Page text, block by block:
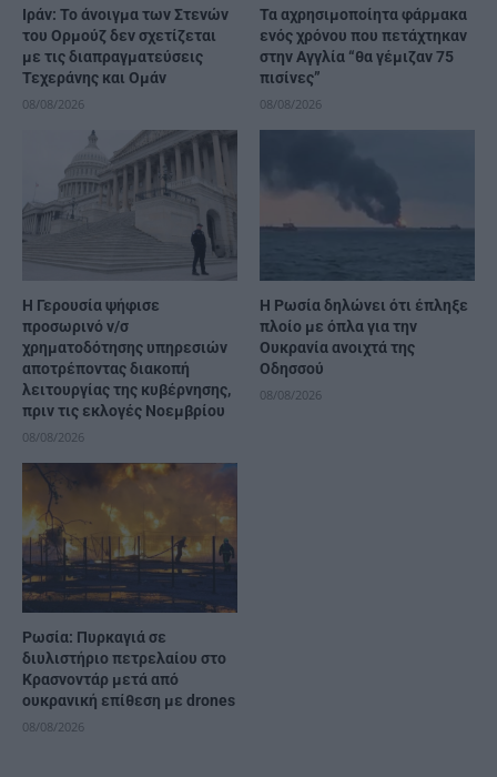
Ιράν: Το άνοιγμα των Στενών
του Ορμούζ δεν σχετίζεται
με τις διαπραγματεύσεις
Τεχεράνης και Ομάν
08/08/2026
Τα αχρησιμοποίητα φάρμακα
ενός χρόνου που πετάχτηκαν
στην Αγγλία “θα γέμιζαν 75
πισίνες”
08/08/2026
Η Γερουσία ψήφισε
προσωρινό ν/σ
χρηματοδότησης υπηρεσιών
αποτρέποντας διακοπή
λειτουργίας της κυβέρνησης,
πριν τις εκλογές Νοεμβρίου
08/08/2026
Η Ρωσία δηλώνει ότι έπληξε
πλοίο με όπλα για την
Ουκρανία ανοιχτά της
Οδησσού
08/08/2026
Ρωσία: Πυρκαγιά σε
διυλιστήριο πετρελαίου στο
Κρασνοντάρ μετά από
ουκρανική επίθεση με drones
08/08/2026